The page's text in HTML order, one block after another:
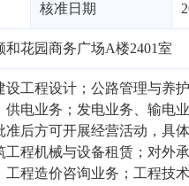
核准日期
花园商务广场A楼2401室
工程设计；公路管理与养
供电业务；发电业务、输电
后方可开展经营活动，具
程机械与设备租赁；对外
工程造价咨询业务；工程技